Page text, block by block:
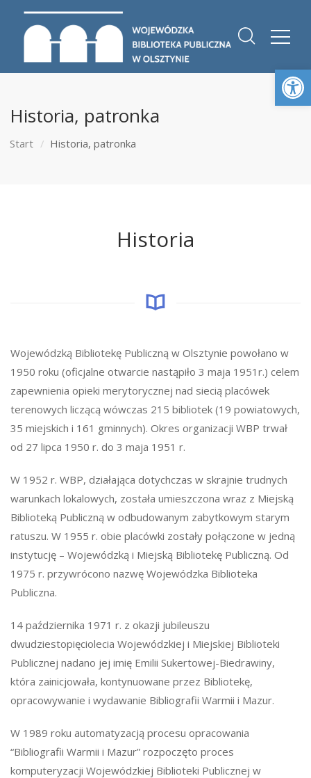
Historia, patronka
Start Historia, patronka
Historia
Wojewódzką Bibliotekę Publiczną w Olsztynie powołano w
1950 roku (oficjalne otwarcie nastąpiło 3 maja 1951r.) celem
zapewnienia opieki merytorycznej nad siecią placówek
terenowych liczącą wówczas 215 bibliotek (19 powiatowych,
35 miejskich i 161 gminnych). Okres organizacji WBP trwał
od 27 lipca 1950 r. do 3 maja 1951 r.
W 1952 r. WBP, działająca dotychczas w skrajnie trudnych
warunkach lokalowych, została umieszczona wraz z Miejską
Biblioteką Publiczną w odbudowanym zabytkowym starym
ratuszu. W 1955 r. obie placówki zostały połączone w jedną
instytucję – Wojewódzką i Miejską Bibliotekę Publiczną. Od
1975 r. przywrócono nazwę Wojewódzka Biblioteka
Publiczna.
14 października 1971 r. z okazji jubileuszu
dwudziestopięciolecia Wojewódzkiej i Miejskiej Biblioteki
Publicznej nadano jej imię Emilii Sukertowej-Biedrawiny,
która zainicjowała, kontynuowane przez Bibliotekę,
opracowywanie i wydawanie Bibliografii Warmii i Mazur.
W 1989 roku automatyzacją procesu opracowania
“Bibliografii Warmii i Mazur” rozpoczęto proces
komputeryzacji Wojewódzkiej Biblioteki Publicznej w